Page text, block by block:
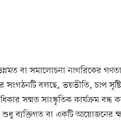
বা সমালোচনা নাগরিকের
সংগঠনটি বলছে, ভয়ভীতি, চাপ
সম্মত সাংস্কৃতিক কার্যক্রম বন্ধ
ব্যক্তিগত বা একটি আয়োজনের